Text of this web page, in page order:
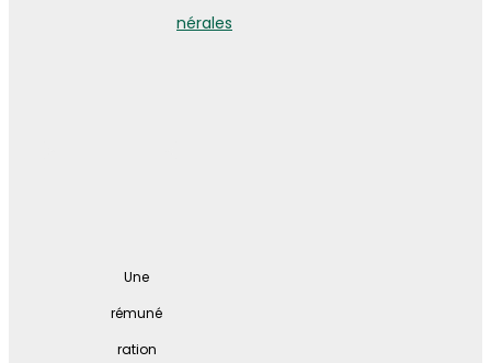
l de
possibi
lités de
Une
rémuné
ration
Conditions générales